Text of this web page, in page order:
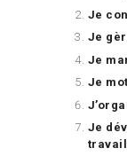
Je
Je
Je
Je
Je
travail